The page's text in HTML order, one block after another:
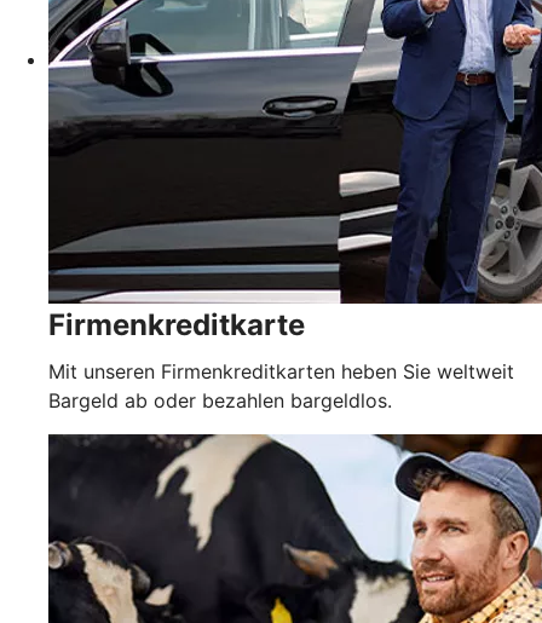
Firmenkreditkarte
Mit unseren Firmenkreditkarten heben Sie weltweit
Bargeld ab oder bezahlen bargeldlos.